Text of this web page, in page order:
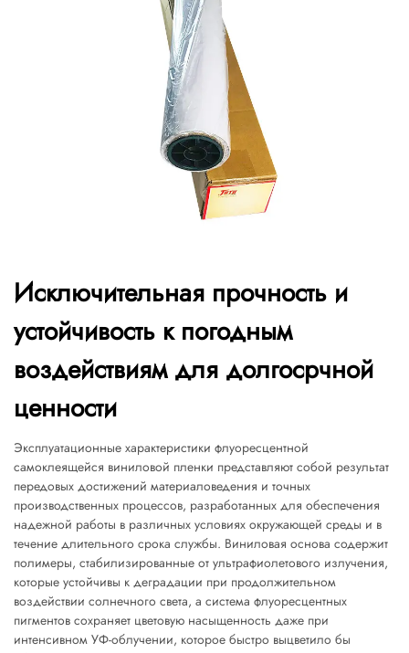
Исключительная прочность и
устойчивость к погодным
воздействиям для долгосрчной
ценности
Эксплуатационные характеристики флуоресцентной
самоклеящейся виниловой пленки представляют собой результат
передовых достижений материаловедения и точных
производственных процессов, разработанных для обеспечения
надежной работы в различных условиях окружающей среды и в
течение длительного срока службы. Виниловая основа содержит
полимеры, стабилизированные от ультрафиолетового излучения,
которые устойчивы к деградации при продолжительном
воздействии солнечного света, а система флуоресцентных
пигментов сохраняет цветовую насыщенность даже при
интенсивном УФ-облучении, которое быстро выцветило бы